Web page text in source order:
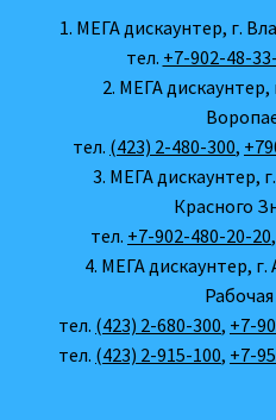
1. МЕГА дискаунтер, г.
тел. +7-902-48-
2. МЕГА дискаунтер,
тел. (423) 2-480-300,
3. МЕГА дискаунтер,
Красного
тел. +7-902-480-20-20
4. МЕГА дискаунтер, г.
тел. (423) 2-680-300, +7-
тел. (423) 2-915-100, +7-